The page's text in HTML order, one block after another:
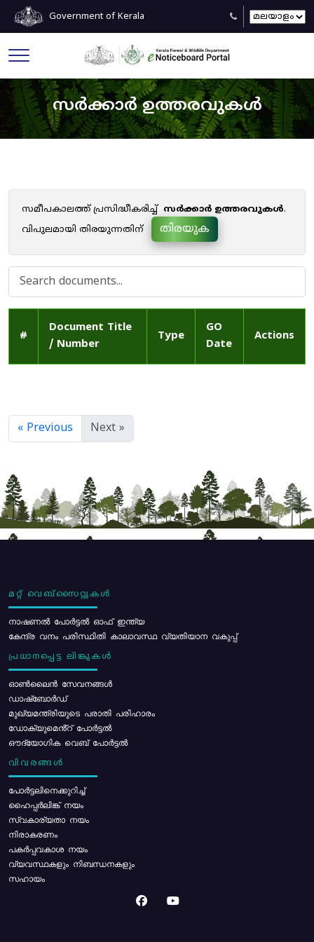
Government of Kerala
സർക്കാർ ഉത്തരവുകൾ
സമീപകാലത്ത് പ്രസിദ്ധീകരിച്ച് സർക്കാർ ഉത്തരവുകൾ.
വിപുലമായി തിരയുന്നതിന്
തിരയുക
#
Document Title
/ Number
Type
GO
Date
Actions
« Previous Next »
മറ്റ് വെബ്സൈറ്റുകൾ
നാഷണൽ പോർട്ടൽ ഓഫ് ഇന്ത്യ
കേന്ദ്ര വനം പരിസ്ഥിതി കാലാവസ്ഥ വ്യതിയാന വകുപ്പ്
പ്രധാനപ്പെട്ട ലിങ്കുകൾ
ഓൺലൈൻ സേവനങ്ങൾ
ഡാഷ്ബോർഡ്
മുഖ്യമന്ത്രിയുടെ പരാതി പരിഹാരം
ഡോക്യുമെൻ്റ് പോർട്ടൽ
ഔദ്യോഗിക വെബ് പോർട്ടൽ
വിവരങ്ങൾ
പോര്‍ട്ടലിനെക്കുറിച്ച്
ഹൈപ്പർലിങ്ക് നയം
സ്വകാര്യതാ നയം
നിരാകരണം
പകർപ്പവകാശ നയം
വ്യവസ്ഥകളും നിബന്ധനകളും
സഹായം